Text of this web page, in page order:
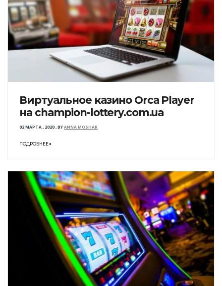
Виртуальное казино Orca Player
на champion-lottery.com.ua
02 МАРТА , 2020,BYANNA MOSHAK
ПОДРОБНЕЕ